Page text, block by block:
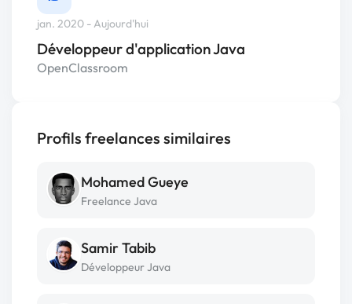
jan. 2020 - Aujourd'hui
Développeur d'application Java
OpenClassroom
Profils freelances similaires
Mohamed Gueye
Freelance Java
Samir Tabib
Développeur Java